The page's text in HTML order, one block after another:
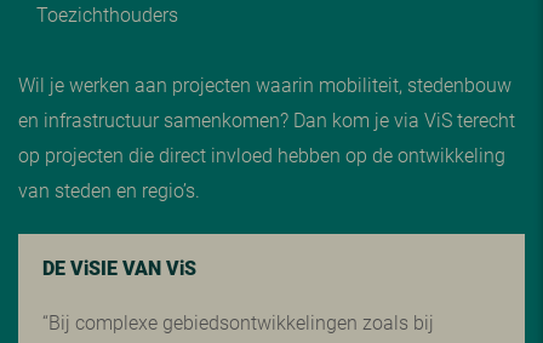
Toezichthouders
Wil je werken aan projecten waarin mobiliteit, stedenbouw
en infrastructuur samenkomen? Dan kom je via ViS terecht
op projecten die direct invloed hebben op de ontwikkeling
van steden en regio’s.
DE ViSIE VAN ViS
“Bij complexe gebiedsontwikkelingen zoals bij